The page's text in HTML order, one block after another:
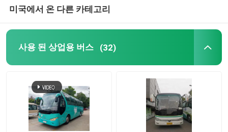
사용된 투어 버스
사용된 일반인 버스
미국에서 온 다른 카테고리
사용 된 상업용 버스 (32)